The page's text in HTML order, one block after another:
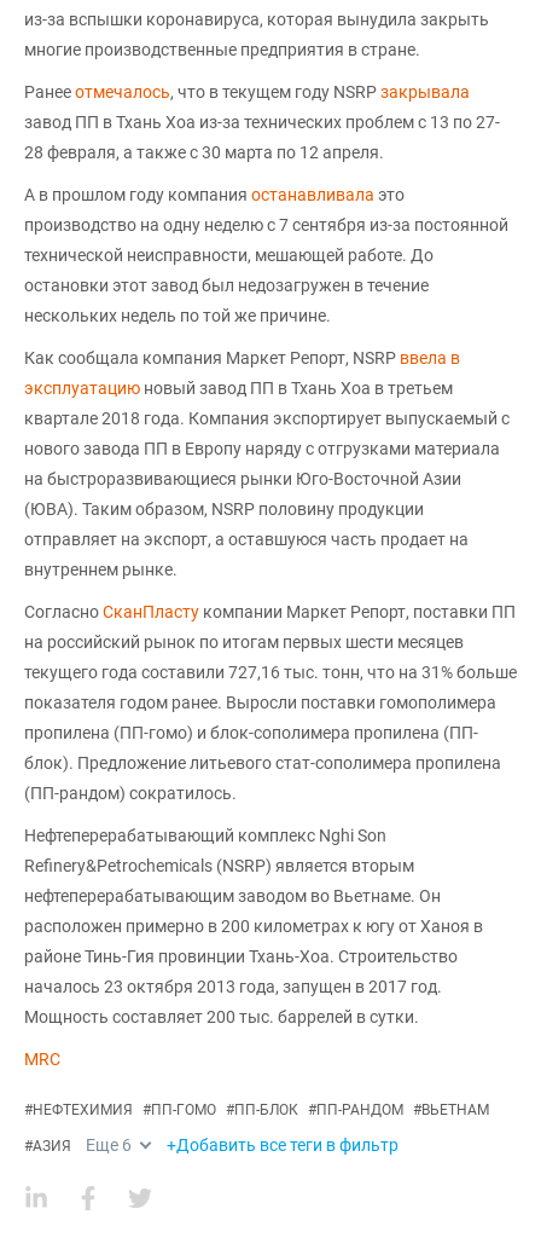
из-за вспышки коронавируса, которая вынудила закрыть
многие производственные предприятия в стране.
Ранееотмечалось, что в текущем году NSRPзакрывала
завод ПП в Тхань Хоа из-за технических проблем с 13 по 27-
28 февраля, а также с 30 марта по 12 апреля.
А в прошлом году компания останавливала это
производство на одну неделю с 7 сентября из-за постоянной
технической неисправности, мешающей работе. До
остановки этот завод был недозагружен в течение
нескольких недель по той же причине.
Как сообщала компания Маркет Репорт, NSRP ввела в
эксплуатацию новый завод ПП в Тхань Хоа в третьем
квартале 2018 года. Компания экспортирует выпускаемый с
нового завода ПП в Европу наряду с отгрузками материала
на быстроразвивающиеся рынки Юго-Восточной Азии
(ЮВА). Таким образом, NSRP половину продукции
отправляет на экспорт, а оставшуюся часть продает на
внутреннем рынке.
СогласноСканПласту компании Маркет Репорт, поставки ПП
на российский рынок по итогам первых шести месяцев
текущего года составили 727,16 тыс. тонн, что на 31% больше
показателя годом ранее. Выросли поставки гомополимера
пропилена (ПП-гомо) и блок-сополимера пропилена (ПП-
блок). Предложение литьевого стат-сополимера пропилена
(ПП-рандом) сократилось.
Нефтеперерабатывающий комплекс Nghi Son
Refinery&Petrochemicals (NSRP) является вторым
нефтеперерабатывающим заводом во Вьетнаме. Он
расположен примерно в 200 километрах к югу от Ханоя в
районе Тинь-Гия провинции Тхань-Хоа. Строительство
началось 23 октября 2013 года, запущен в 2017 год.
Мощность составляет 200 тыс. баррелей в сутки.
MRC
#НЕФТЕХИМИЯ #ПП-ГОМО #ПП-БЛОК #ПП-РАНДОМ #ВЬЕТНАМ
#АЗИЯ Еще 6 +Добавить все теги в фильтр